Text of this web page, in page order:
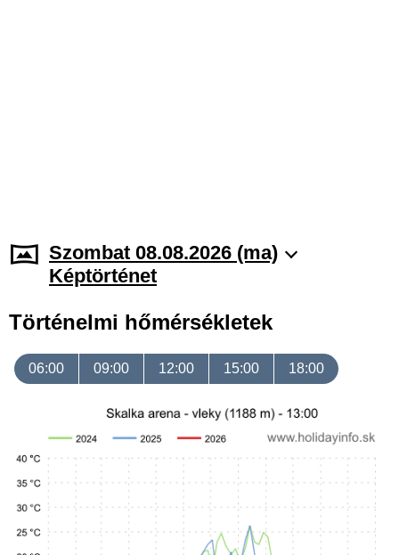
Szombat 08.08.2026 (ma)
Képtörténet
Történelmi hőmérsékletek
06:00 09:00 12:00 15:00 18:00